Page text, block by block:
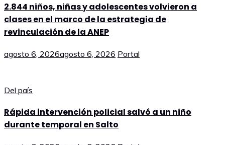
2.844 niños, niñas y adolescentes volvieron a
clases en el marco de la estrategia de
revinculación de la ANEP
agosto 6, 2026agosto 6, 2026 Portal
Del país
Rápida intervención policial salvó a un niño
durante temporal en Salto